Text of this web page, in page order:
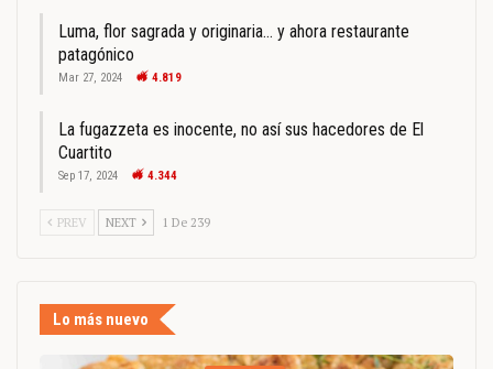
Luma, flor sagrada y originaria… y ahora restaurante
patagónico
Mar 27, 2024 4.819
La fugazzeta es inocente, no así sus hacedores de El
Cuartito
Sep 17, 2024 4.344
PREV NEXT 1 De 239
Lo más nuevo